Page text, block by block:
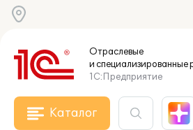
Отраслевые
и специализированные
1С:Предприятие
Каталог